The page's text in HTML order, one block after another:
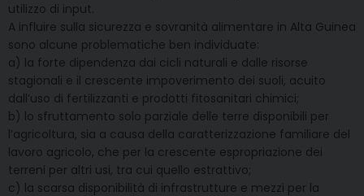
utilizzo di input.
A influire sulla sicurezza e sovranità alimentare in Alta Guinea
sono alcune problematiche ben individuate:
a) la forte dipendenza dai cicli naturali e dalle risorse
stagionali e il crescente impoverimento dei suoli, acuito
dall’uso di fertilizzanti e prodotti fitosanitari chimici;
b) lo sfruttamento solo parziale delle terre disponibili per
l’agricoltura, sia a causa della caratterizzazione familiare del
lavoro agricolo, che per la crescente espropriazione dei
terreni per altri usi, tra cui quello estrattivo;
c) la scarsa disponibilità di infrastrutture e mezzi per la